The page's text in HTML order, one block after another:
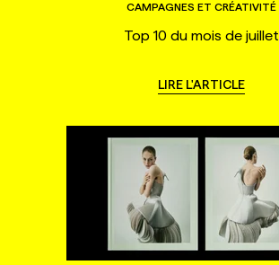
CAMPAGNES ET CRÉATIVITÉ
Top 10 du mois de juillet
LIRE L'ARTICLE